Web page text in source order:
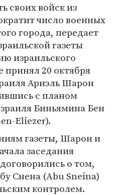
своих войск из
число военных
города, передает
газеты
израильского
принял 20 октября
Ариэль Шарон
с планом
Биньямина Бен
Eliezer).
газеты, Шарон и
заседания
о том,
Снена (Abu Sneina)
контролем.